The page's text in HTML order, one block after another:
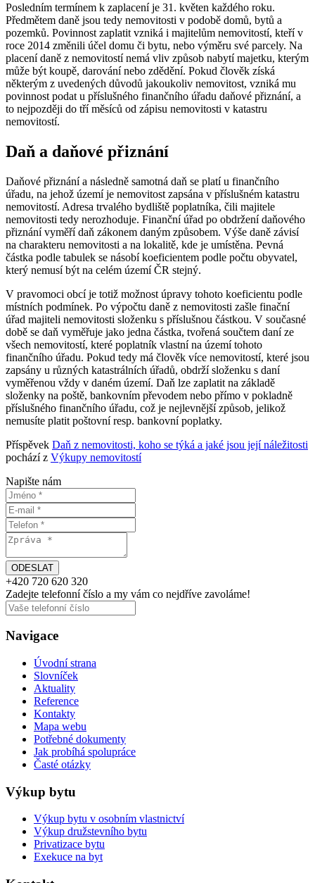
Posledním termínem k zaplacení je 31. květen každého roku.
Předmětem daně jsou tedy nemovitosti v podobě domů, bytů a
pozemků. Povinnost zaplatit vzniká i majitelům nemovitostí, kteří v
roce 2014 změnili účel domu či bytu, nebo výměru své parcely. Na
placení daně z nemovitostí nemá vliv způsob nabytí majetku, kterým
může být koupě, darování nebo zdědění. Pokud člověk získá
některým z uvedených důvodů jakoukoliv nemovitost, vzniká mu
povinnost podat u příslušného finančního úřadu daňové přiznání, a
to nejpozději do tří měsíců od zápisu nemovitosti v katastru
nemovitostí.
Daň a daňové přiznání
Daňové přiznání a následně samotná daň se platí u finančního
úřadu, na jehož území je nemovitost zapsána v příslušném katastru
nemovitostí. Adresa trvalého bydliště poplatníka, čili majitele
nemovitosti tedy nerozhoduje. Finanční úřad po obdržení daňového
přiznání vyměří daň zákonem daným způsobem. Výše daně závisí
na charakteru nemovitosti a na lokalitě, kde je umístěna. Pevná
částka podle tabulek se násobí koeficientem podle počtu obyvatel,
který nemusí být na celém území ČR stejný.
V pravomoci obcí je totiž možnost úpravy tohoto koeficientu podle
místních podmínek. Po výpočtu daně z nemovitosti zašle finační
úřad majiteli nemovitosti složenku s příslušnou částkou. V současné
době se daň vyměřuje jako jedna částka, tvořená součtem daní ze
všech nemovitostí, které poplatník vlastní na území tohoto
finančního úřadu. Pokud tedy má člověk více nemovitostí, které jsou
zapsány u různých katastrálních úřadů, obdrží složenku s daní
vyměřenou vždy v daném území. Daň lze zaplatit na základě
složenky na poště, bankovním převodem nebo přímo v pokladně
příslušného finančního úřadu, což je nejlevnější způsob, jelikož
nemusíte platit poštovní resp. bankovní poplatky.
Příspěvek Daň z nemovitosti, koho se týká a jaké jsou její náležitosti
pochází z Výkupy nemovitostí
Napište nám
+420 720 620 320
Zadejte telefonní číslo a my vám co nejdříve zavoláme!
Navigace
Úvodní strana
Slovníček
Aktuality
Reference
Kontakty
Mapa webu
Potřebné dokumenty
Jak probíhá spolupráce
Časté otázky
Výkup bytu
Výkup bytu v osobním vlastnictví
Výkup družstevního bytu
Privatizace bytu
Exekuce na byt